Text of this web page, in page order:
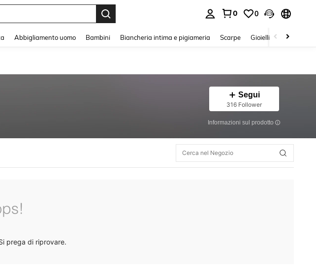
0 0
Abbigliamento uomo Bambini Biancheria intima e pigiameria Scarpe Gioielli E Accessori
Segui
316 Follower
Informazioni sul prodotto
prega di riprovare.